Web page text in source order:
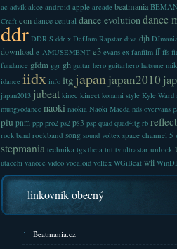
ac advik akce android apple arcade beatmania
Craft con dance central dance evolutiondance
ddr DDR S ddr x DefJam Rapstar diva djh
download e-AMUSEMENT e3 evans ex fanfilm ff ffs
fundance gfdm ggr gh guitar hero guitarhero hatsune
idance iidx info itg japanjapan2010
japan2013 jubeat kinec kinect konami style Kyle Ward
mungyodance naoki naokia Naoki Maeda nds overvans
piu pnm ppp pro2 ps2 ps3 psp quad quad4itg rb
rock band rockband song sound voltex space channel 5
stepmania technika tgs theia tnt tv ultrastar unlock
utacchi vanoce video vocaloid voltex WGiBeat wii
linkovník obecný
Beatmania.cz